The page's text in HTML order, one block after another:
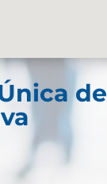
de